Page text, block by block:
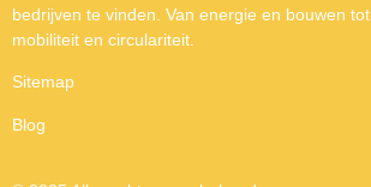
bedrijven te vinden. Van energie en bouwen tot
mobiliteit en circulariteit.
Sitemap
Blog